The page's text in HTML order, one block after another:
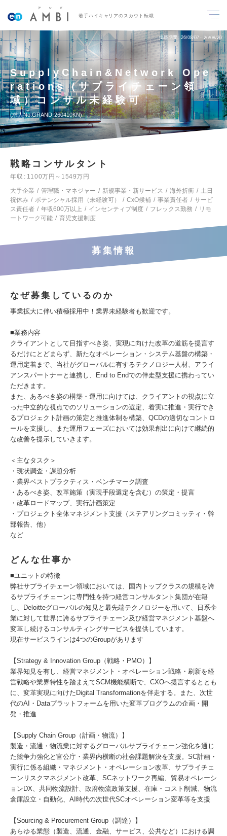
若手ハイキャリアのスカウト転職
掲載期間 26/08/07～26/08/20
SupplyChain&Network Ope
rations（サプライチェーン領
域）コンサル未経験可
求人No.GRAND-260410KN
戦略コンサルタント
年収
1100万円～1549万円
大手企業
管理職・マネジャー 新規事業・新サービス 海外折衝
土日
祝休み
ポテンシャル採用（未経験可） CxO候補 事業責任者
サービ
ス責任者
年収600万以上 インセンティブ制度 フレックス勤務
リモ
ートワーク可能
育児支援制度
募集情報
なぜ募集しているのか
事業拡大に伴い積極採用中！業界未経験者も歓迎です。
■業務内容
クライアントとして目指すべき姿、実現に向けた改革の道筋を提言す
るだけにとどまらず、新たなオペレーション・システム基盤の構築・
運用定着まで、当社がグローバルに有するテクノロジー人材、アライ
アンスパートナーと連携し、End to Endでの伴走型支援に携わってい
ただきます。
また、あるべき姿の構築・運用に向けては、クライアントの視点に立
った中立的な視点でのソリューションの選定、着実に推進・実行でき
るプロジェクト計画の策定と推進体制を構築、QCDの適切なコントロ
ールを支援し、また運用フェーズにおいては効果創出に向けて継続的
な改善を提示していきます。
＜主なタスク＞
・現状調査・課題分析
・業界ベストプラクティス・ベンチマーク調査
・あるべき姿、改革施策（実現手段選定を含む）の策定・提言
・改革ロードマップ、実行計画策定
・プロジェクト全体マネジメント支援（ステアリングコミッティ・幹
部報告、他）
など
どんな仕事か
■ユニットの特徴
弊社サプライチェーン領域においては、国内トップクラスの規模を誇
るサプライチェーンに専門性を持つ経営コンサルタント集団が在籍
し、Deloitteグローバルの知見と最先端テクノロジーを用いて、日系企
業に対して世界に誇るサプライチェーン及び経営マネジメント基盤へ
変革し続けるコンサルティングサービスを提供しています。
現在サービスラインは4つのGroupがあります
【Strategy & Innovation Group（戦略・PMO）】
業界知見を有し、経営マネジメント・オペレーション戦略・刷新を経
営戦略や業界特性を踏まえてSCM機能横断で、CXOへ提言するととも
に、変革実現に向けたDigital Transformationを伴走する。また、次世
代のAI・Dataプラットフォームを用いた変革プログラムの企画・開
発・推進
【Supply Chain Group（計画・物流）】
製造・流通・物流業に対するグローバルサプライチェーン強化を通じ
た競争力強化と官公庁・業界内横断の社会課題解決を支援。SC計画・
実行に係る組織・マネジメント・オペレーション改革、サプライチェ
ーンリスクマネジメント改革、SCネットワーク再編、貿易オペレーシ
ョンDX、共同物流設計、政府物流政策支援、在庫・コスト削減、物流
倉庫設立・自動化、AI時代の次世代SCオペレーション変革等を支援
【Sourcing & Procurement Group（調達）】
あらゆる業態（製造、流通、金融、サービス、公共など）における調